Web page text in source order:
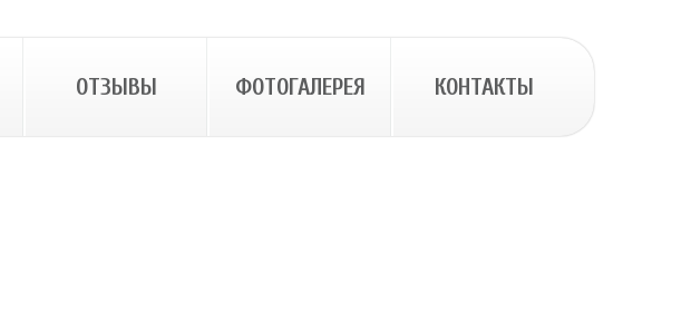
ОТЗЫВЫ ФОТОГАЛЕРЕЯ КОНТАКТЫ